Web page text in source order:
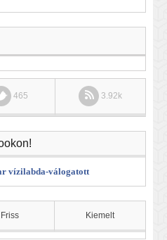
465 3.92k
vízilabda-válogatott
Friss Kiemelt